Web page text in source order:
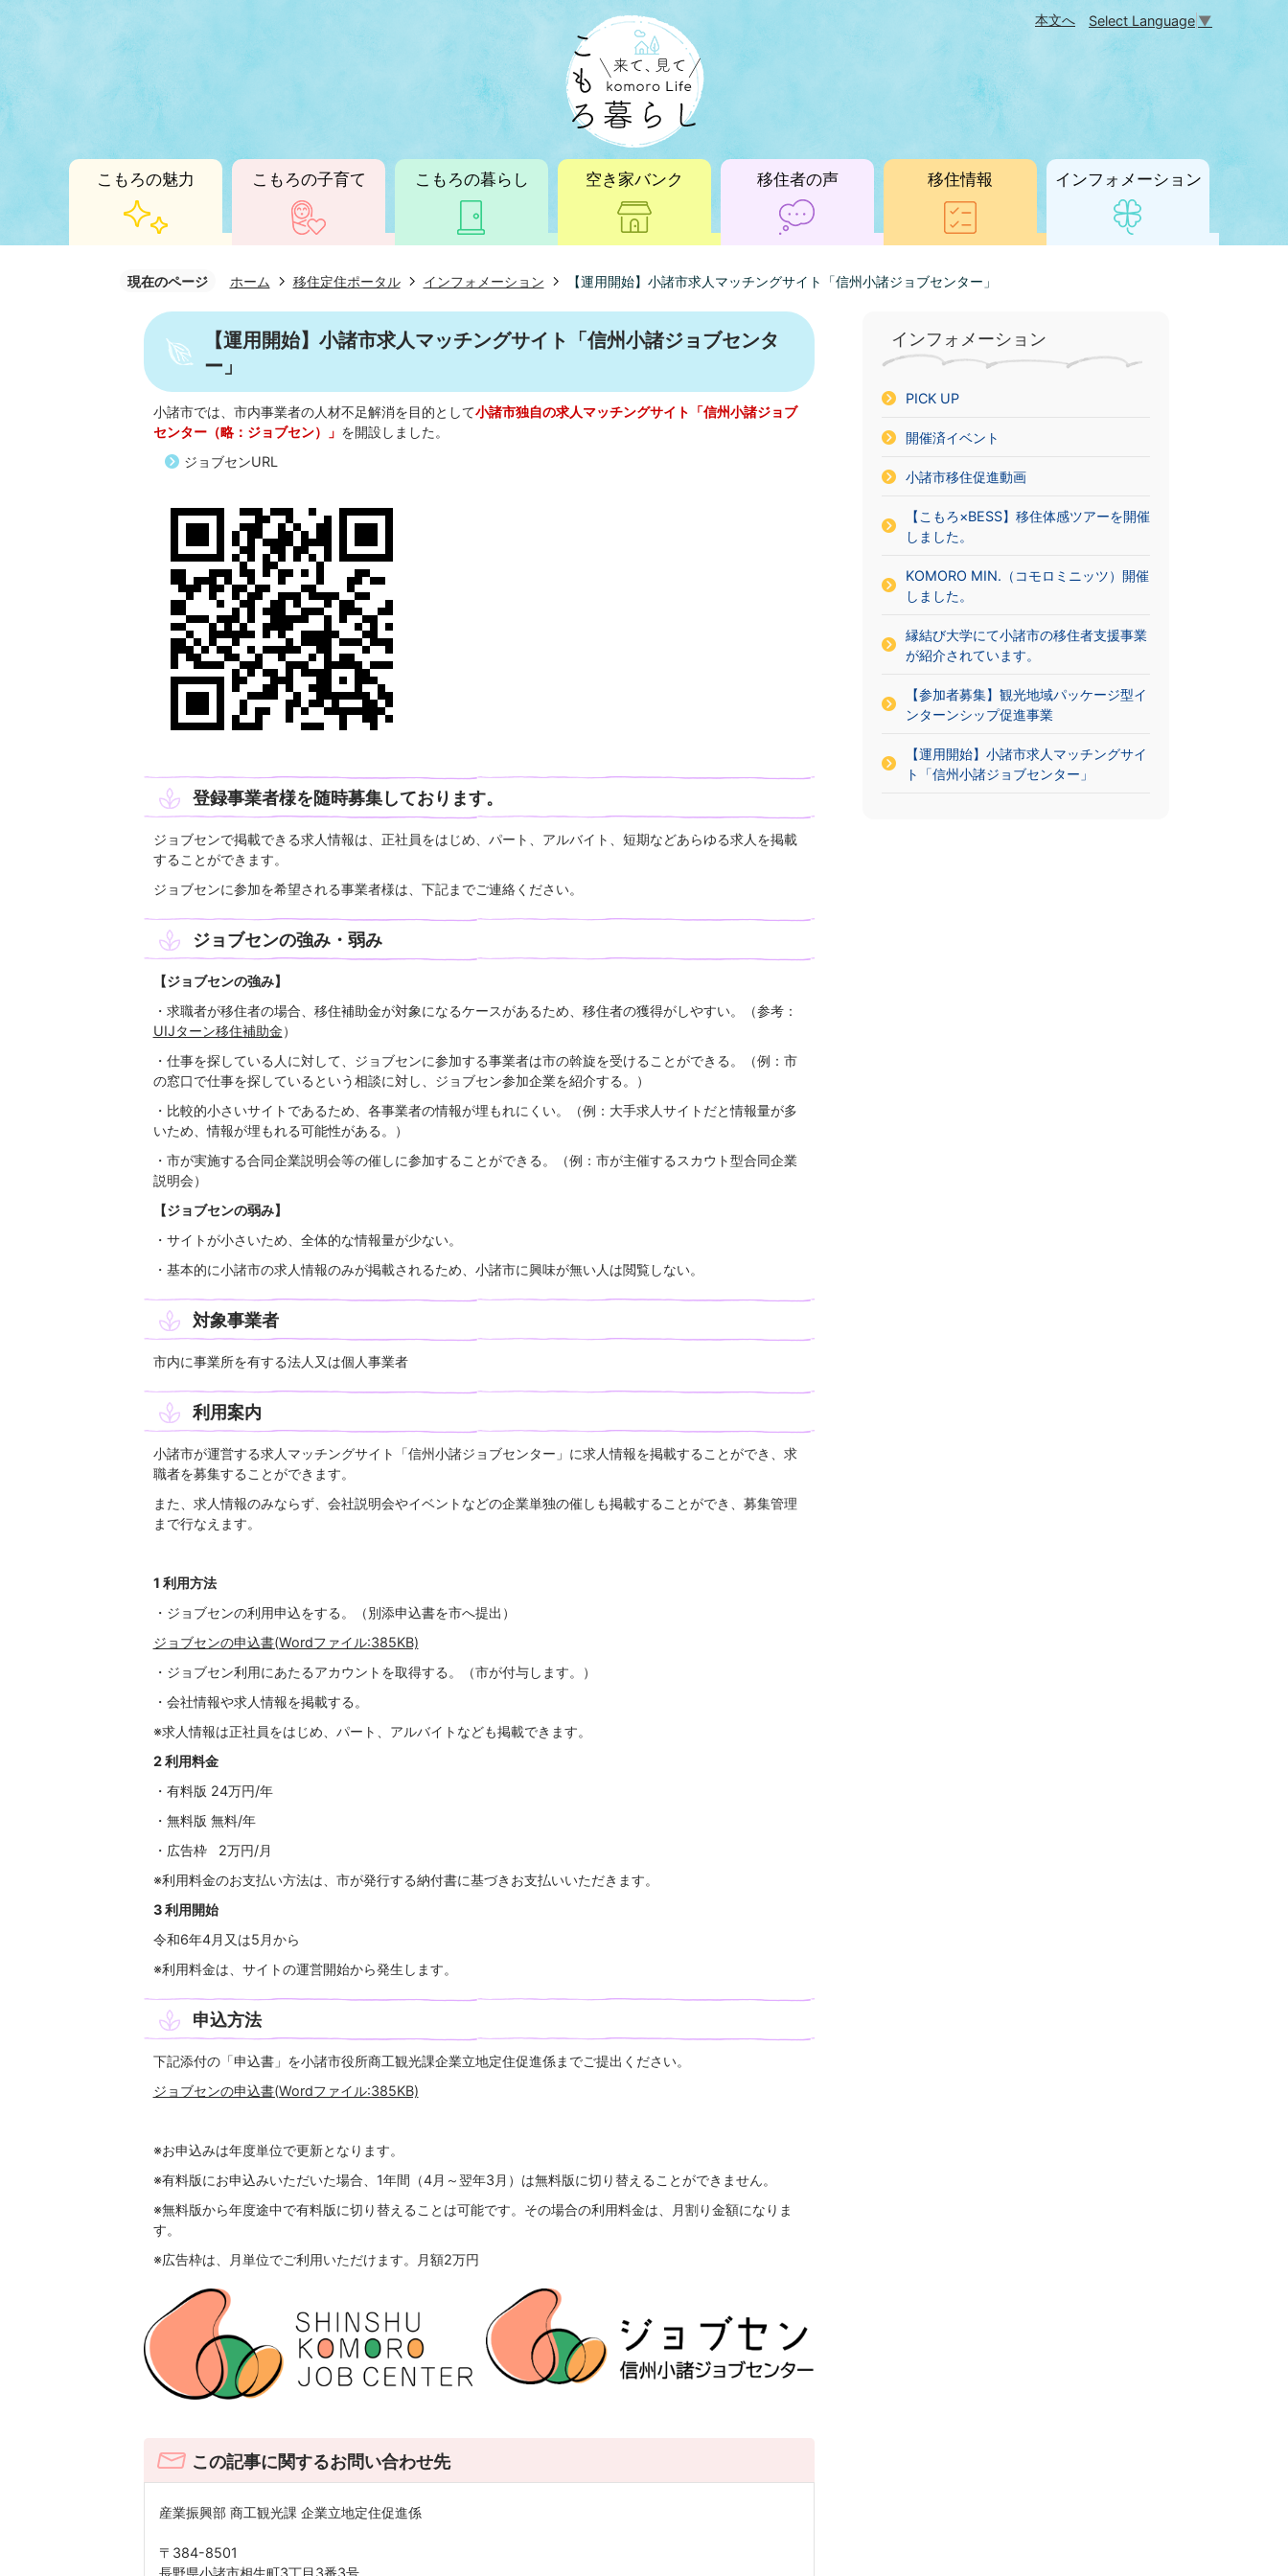
本文へ Select Language ▼
こもろの魅力 こもろの子育て こもろの暮らし 空き家バンク 移住者の声 移住情報 インフォメーション
現在のページ ホーム 移住定住ポータル インフォメーション 【運用開始】小諸市求人マッチングサイト「信州小諸ジョブセンター」
【運用開始】小諸市求人マッチングサイト「信州小諸ジョブセンタ
ー」
小諸市では、市内事業者の人材不足解消を目的として小諸市独自の求人マッチングサイト「信州小諸ジョブ
センター（略：ジョブセン）」 を開設しました。
ジョブセンURL
登録事業者様を随時募集しております。
ジョブセンで掲載できる求人情報は、正社員をはじめ、パート、アルバイト、短期などあらゆる求人を掲載
することができます。
ジョブセンに参加を希望される事業者様は、下記までご連絡ください。
ジョブセンの強み・弱み
【ジョブセンの強み】
・求職者が移住者の場合、移住補助金が対象になるケースがあるため、移住者の獲得がしやすい。（参考：
UIJターン移住補助金）
・仕事を探している人に対して、ジョブセンに参加する事業者は市の斡旋を受けることができる。（例：市
の窓口で仕事を探しているという相談に対し、ジョブセン参加企業を紹介する。）
・比較的小さいサイトであるため、各事業者の情報が埋もれにくい。（例：大手求人サイトだと情報量が多
いため、情報が埋もれる可能性がある。）
・市が実施する合同企業説明会等の催しに参加することができる。（例：市が主催するスカウト型合同企業
説明会）
【ジョブセンの弱み】
・サイトが小さいため、全体的な情報量が少ない。
・基本的に小諸市の求人情報のみが掲載されるため、小諸市に興味が無い人は閲覧しない。
対象事業者
市内に事業所を有する法人又は個人事業者
利用案内
小諸市が運営する求人マッチングサイト「信州小諸ジョブセンター」に求人情報を掲載することができ、求
職者を募集することができます。
また、求人情報のみならず、会社説明会やイベントなどの企業単独の催しも掲載することができ、募集管理
まで行なえます。
1 利用方法
・ジョブセンの利用申込をする。（別添申込書を市へ提出）
ジョブセンの申込書(Wordファイル:385KB)
・ジョブセン利用にあたるアカウントを取得する。（市が付与します。）
・会社情報や求人情報を掲載する。
※求人情報は正社員をはじめ、パート、アルバイトなども掲載できます。
2 利用料金
・有料版 24万円/年
・無料版 無料/年
・広告枠 2万円/月
※利用料金のお支払い方法は、市が発行する納付書に基づきお支払いいただきます。
3 利用開始
令和6年4月又は5月から
※利用料金は、サイトの運営開始から発生します。
申込方法
下記添付の「申込書」を小諸市役所商工観光課企業立地定住促進係までご提出ください。
ジョブセンの申込書(Wordファイル:385KB)
※お申込みは年度単位で更新となります。
※有料版にお申込みいただいた場合、1年間（4月～翌年3月）は無料版に切り替えることができません。
※無料版から年度途中で有料版に切り替えることは可能です。その場合の利用料金は、月割り金額になりま
す。
※広告枠は、月単位でご利用いただけます。月額2万円
この記事に関するお問い合わせ先
産業振興部 商工観光課 企業立地定住促進係
〒384-8501
長野県小諸市相生町3丁目3番3号
インフォメーション
PICK UP
開催済イベント
小諸市移住促進動画
【こもろ×BESS】移住体感ツアーを開催
しました。
KOMORO MIN.（コモロミニッツ）開催
しました。
縁結び大学にて小諸市の移住者支援事業
が紹介されています。
【参加者募集】観光地域パッケージ型イ
ンターンシップ促進事業
【運用開始】小諸市求人マッチングサイ
ト「信州小諸ジョブセンター」